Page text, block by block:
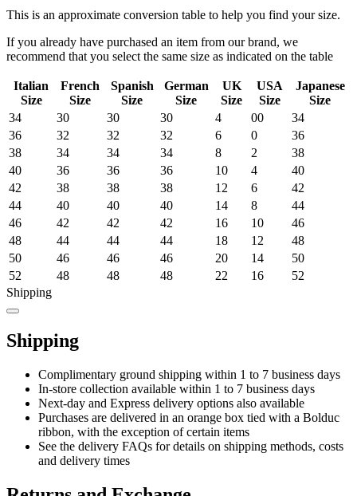
This is an approximate conversion table to help you find your size.
If you already have purchased an item from our brand, we
recommend that you select the same size as indicated on the table
Italian
Size
French
Size
Spanish
Size
German
Size
UK
Size
USA
Size
Japanese
Size
34
30 30 30 4 00
34
36
32 32 32 6 0
36
38
34 34 34 8 2
38
40
36 36 36 10 4
40
42
38 38 38 12 6
42
44
40 40 40 14 8
44
46
42 42 42 16 10
46
48
44 44 44 18 12
48
50
46 46 46 20 14
50
52
48 48 48 22 16
52
Shipping
Shipping
Complimentary ground shipping within 1 to 7 business days
In-store collection available within 1 to 7 business days
Next-day and Express delivery options also available
Purchases are delivered in an orange box tied with a Bolduc
ribbon, with the exception of certain items
See the delivery FAQs for details on shipping methods, costs
and delivery times